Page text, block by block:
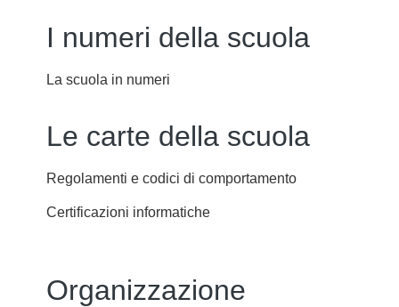
I numeri della scuola
La scuola in numeri
Le carte della scuola
Regolamenti e codici di comportamento
Certificazioni informatiche
Organizzazione